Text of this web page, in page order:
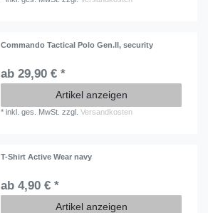
Commando Tactical Polo Gen.II, security
ab 29,90 € *
Artikel anzeigen
*inkl. ges. MwSt. zzgl.Versandkosten
T-Shirt Active Wear navy
ab 4,90 € *
Artikel anzeigen